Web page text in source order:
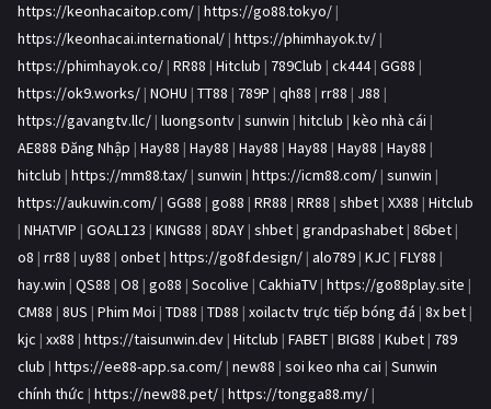
https://keonhacaitop.com/ | https://go88.tokyo/ |
https://keonhacai.international/ | https://phimhayok.tv/ |
https://phimhayok.co/ | RR88 | Hitclub | 789Club | ck444| GG88 |
https://ok9.works/ | NOHU | TT88 | 789P | qh88 | rr88 | J88 |
https://gavangtv.llc/ | luongsontv | sunwin | hitclub | kèo nhà cái |
AE888 Đăng Nhập | Hay88 | Hay88 | Hay88 | Hay88 | Hay88 | Hay88 |
hitclub | https://mm88.tax/ | sunwin | https://icm88.com/ | sunwin |
https://aukuwin.com/ | GG88 | go88 | RR88 | RR88 | shbet | XX88 | Hitclub
| NHATVIP | GOAL123 | KING88 | 8DAY | shbet | grandpashabet | 86bet |
o8 | rr88 | uy88 | onbet | https://go8f.design/ | alo789 | KJC | FLY88 |
hay.win | QS88 | O8 | go88 | Socolive | CakhiaTV | https://go88play.site |
CM88 | 8US | Phim Moi | TD88 | TD88 | xoilactv trực tiếp bóng đá | 8x bet |
kjc | xx88 | https://taisunwin.dev | Hitclub | FABET | BIG88 | Kubet | 789
club | https://ee88-app.sa.com/ | new88 | soi keo nha cai | Sunwin
chính thức | https://new88.pet/ | https://tongga88.my/ |